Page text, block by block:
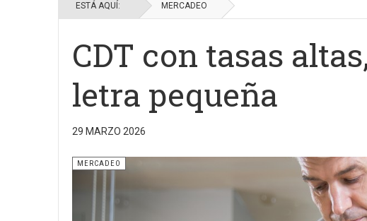
ESTÁ AQUÍ: MERCADEO
CDT con tasas
letra pequeña
29 MARZO 2026
MERCADEO